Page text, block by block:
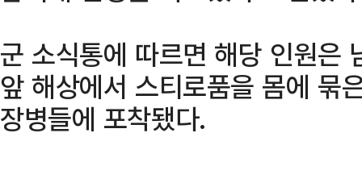
군 소식통에 따르면 해당 인원은
앞 해상에서 스티로품을 몸에 묶
장병들에 포착됐다.